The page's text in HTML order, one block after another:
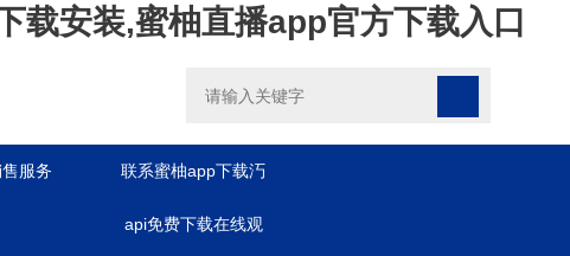
载安装,蜜柚直播app官方下载入口
服务 联系蜜柚app下载汅
api免费下载在线观